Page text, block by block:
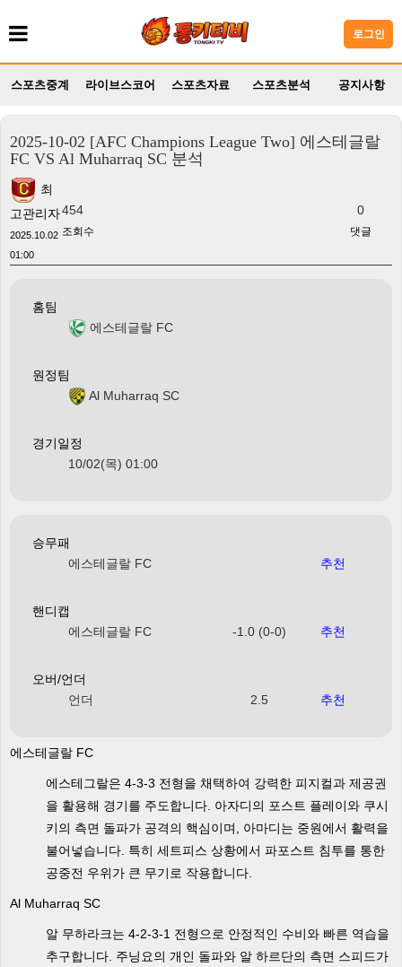
로그인
스포츠중계 라이브스코어 스포츠자료 스포츠분석 공지사항
2025-10-02 [AFC Champions League Two] 에스테글랄
FC VS Al Muharraq SC 분석
최
고관리자
2025.10.02
01:00
454
조회수
0
댓글
홈팀
에스테글랄 FC
원정팀
Al Muharraq SC
경기일정
10/02(목) 01:00
승무패
에스테글랄 FC
추천
핸디캡
에스테글랄 FC
-1.0 (0-0) 추천
오버/언더
언더
2.5 추천
에스테글랄 FC
에스테그랄은 4-3-3 전형을 채택하여 강력한 피지컬과 제공권
을 활용해 경기를 주도합니다. 아자디의 포스트 플레이와 쿠시
키의 측면 돌파가 공격의 핵심이며, 아마디는 중원에서 활력을
불어넣습니다. 특히 세트피스 상황에서 파포스트 침투를 통한
공중전 우위가 큰 무기로 작용합니다.
Al Muharraq SC
알 무하라크는 4-2-3-1 전형으로 안정적인 수비와 빠른 역습을
추구합니다. 주닝요의 개인 돌파와 알 하르단의 측면 스피드가